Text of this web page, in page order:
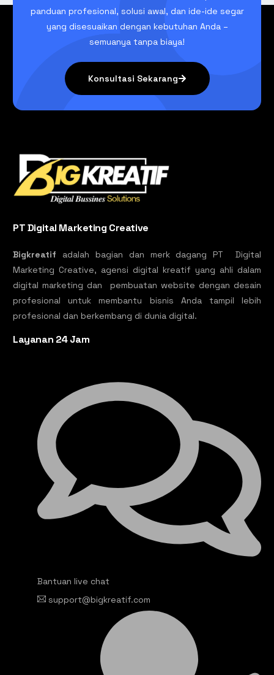
panduan profesional, solusi awal, dan ide-ide segar
yang disesuaikan dengan kebutuhan Anda –
semuanya tanpa biaya!
Konsultasi Sekarang
PT Digital Marketing Creative
Bigkreatif adalah bagian dan merk dagang PT Digital
Marketing Creative, agensi digital kreatif yang ahli dalam
digital marketing dan pembuatan website dengan desain
profesional untuk membantu bisnis Anda tampil lebih
profesional dan berkembang di dunia digital.
Layanan 24 Jam
Bantuan live chat
support@bigkreatif.com